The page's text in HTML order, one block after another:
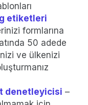
etiketleri
formlarına
50 adede
ve ülkenizi
denetleyicisi –